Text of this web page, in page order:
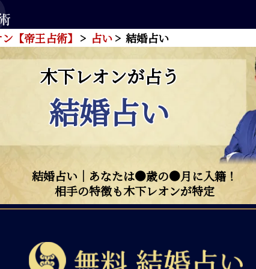
【帝王占術】 占い 結婚占い
木下レオンが占う
結婚占い
結婚占い｜あなたは●歳の●月に入籍！
相手の特徴も木下レオンが特定